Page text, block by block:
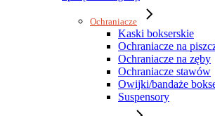
Ochraniacze
Kaski bokserskie
Ochraniacze na
Ochraniacze na zęby
Ochraniacze stawów
Owijki/bandaże
Suspensory